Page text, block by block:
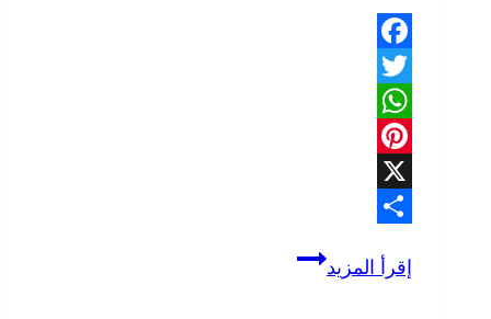
Facebook
Twitter
WhatsApp
Pinterest
X
إقرأ المزيدشركة